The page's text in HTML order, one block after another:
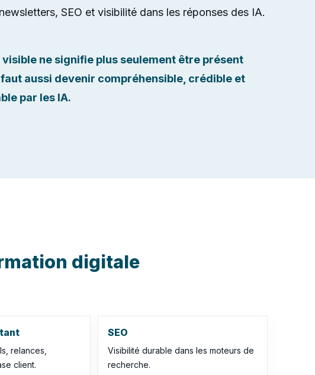
SEO et visibilité dans les réponses des IA.
visible ne signifie plus seulement être présent
faut aussi devenir compréhensible, crédible et
par les IA.
digitale
relances,
client.
SEO
Visibilité durable dans les moteurs de
recherche.